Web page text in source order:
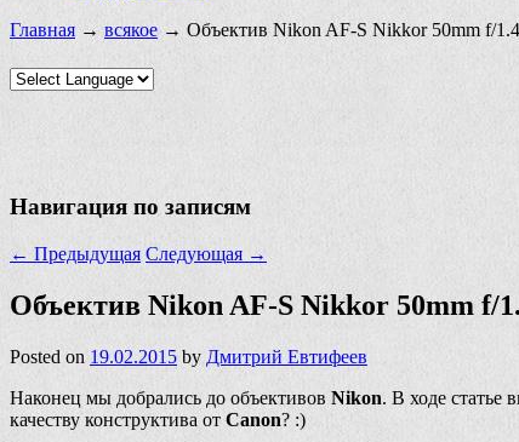
Главная → всякое→ Объектив Nikon AF-S Nikkor 50mm f/
Навигация по записям
← Предыдущая Следующая →
Объектив Nikon AF-S Nikkor 50mm f/
Posted on 19.02.2015 by Дмитрий Евтифеев
Наконец мы добрались до объективов Nikon. В ходе статье
качеству конструктива от Canon? :)